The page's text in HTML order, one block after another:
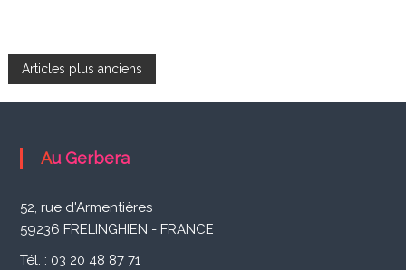
N
a
g
Articles plus anciens
Au Gerbera
52, rue d'Armentières
59236 FRELINGHIEN - FRANCE
Tél. : 03 20 48 87 71